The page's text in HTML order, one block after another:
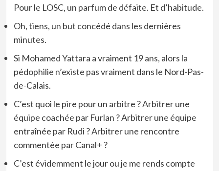
Pour le LOSC, un parfum de défaite. Et d’habitude.
Oh, tiens, un but concédé dans les dernières
minutes.
Si Mohamed Yattara a vraiment 19 ans, alors la
pédophilie n’existe pas vraiment dans le Nord-Pas-
de-Calais.
C’est quoi le pire pour un arbitre ? Arbitrer une
équipe coachée par Furlan ? Arbitrer une équipe
entraînée par Rudi ? Arbitrer une rencontre
commentée par Canal+ ?
C’est évidemment le jour ou je me rends compte